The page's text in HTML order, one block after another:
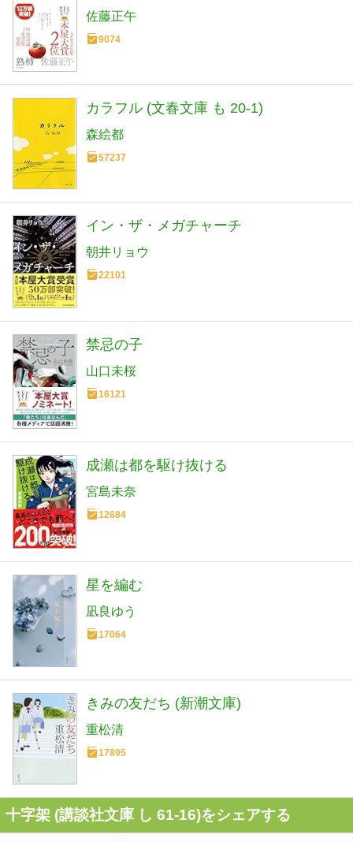
佐藤正午
9074
カラフル (文春文庫 も 20-1)
森絵都
57237
イン・ザ・メガチャーチ
朝井リョウ
22101
禁忌の子
山口未桜
16121
成瀬は都を駆け抜ける
宮島未奈
12684
星を編む
凪良ゆう
17064
きみの友だち (新潮文庫)
重松清
17895
十字架 (講談社文庫 し 61-16)をシェアする